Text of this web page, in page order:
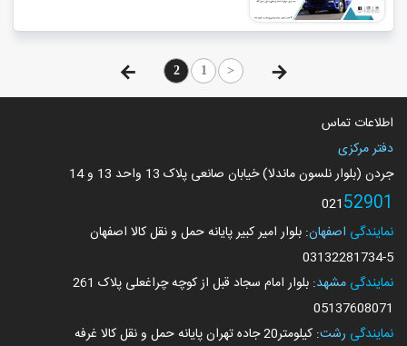
<
1
2
اطلاعات تماس
دفتر مرکزی
جردن (بلوار نلسون ماندلا) خیابان صانعی پلاک 13 واحد 13 و 14
02152901
نمایندگی اصفهان: بلوار امیر کبیر پایانه حمل و نقل کالا اصفهان
03132281734-5
نمایندگی مشهد: بلوار امام سجاد قبل از کوچه چراغعلی پلاک 261
05137608071
نمایندگی رشت: کیلومتر20 جاده تهران پایانه حمل و نقل کالا غرفه